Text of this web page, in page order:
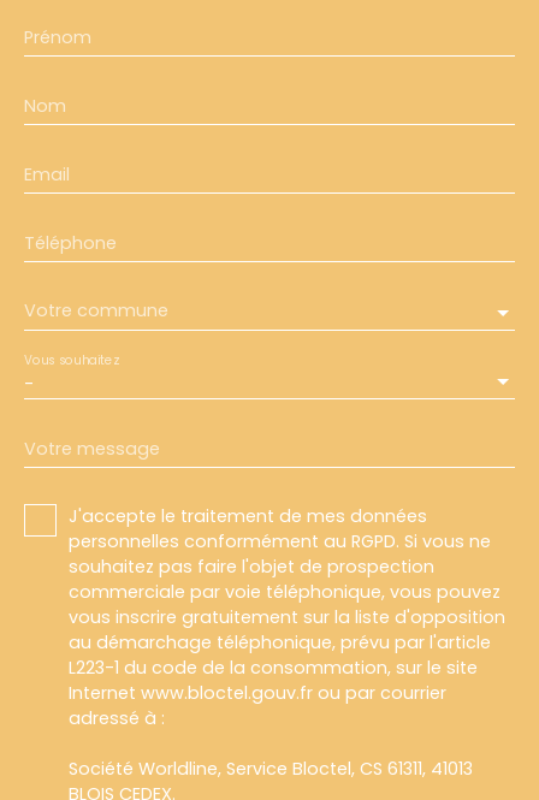
Prénom
Nom
Email
Téléphone
Votre commune
-
Vous souhaitez
Votre message
J'accepte le traitement de mes données
personnelles conformément au RGPD. Si vous ne
souhaitez pas faire l'objet de prospection
commerciale par voie téléphonique, vous pouvez
vous inscrire gratuitement sur la liste d'opposition
au démarchage téléphonique, prévu par l'article
L223-1 du code de la consommation, sur le site
Internet www.bloctel.gouv.fr ou par courrier
adressé à :
Société Worldline, Service Bloctel, CS 61311, 41013
BLOIS CEDEX.